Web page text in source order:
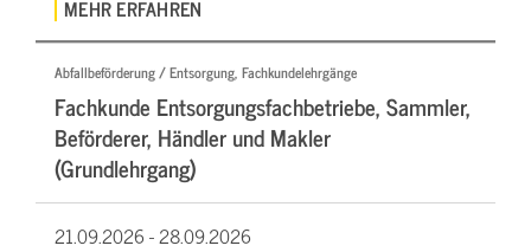
MEHR ERFAHREN
Abfallbeförderung / Entsorgung, Fachkundelehrgänge
Fachkunde Entsorgungsfachbetriebe, Sammler,
Beförderer, Händler und Makler
(Grundlehrgang)
21.09.2026 -28.09.2026